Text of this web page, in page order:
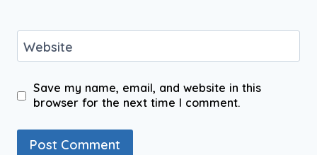
Website
Save my name, email, and website in this
browser for the next time I comment.